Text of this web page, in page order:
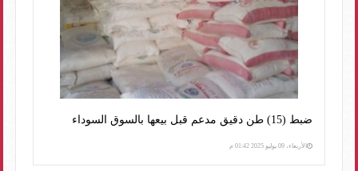
ضبط (15) طن دقيق مدعم قبل بيعها بالسوق السوداء
الأربعاء، 09 يوليو 2025 01:42 م